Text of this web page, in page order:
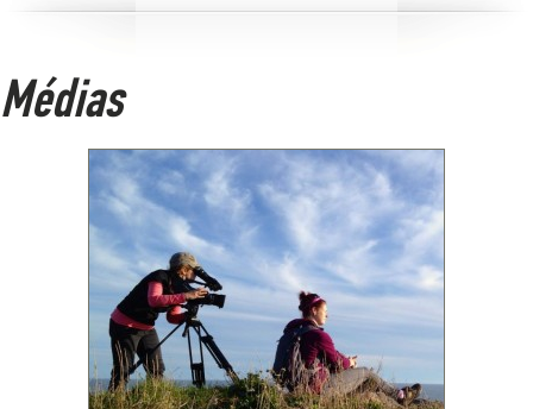
Médias